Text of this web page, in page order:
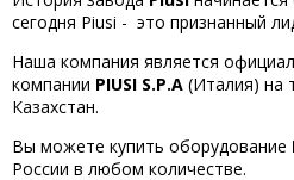
сегодня Piusi - это признанный
Наша компания является
компании PIUSI S.P.A (Италия) на
Казахстан.
Вы можете купить оборудование
России в любом количестве.